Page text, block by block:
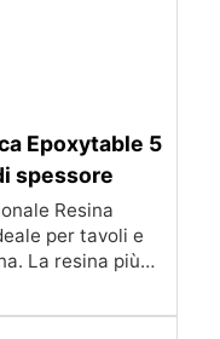
Epoxytable 5
spessore
Resina
per tavoli e
La resina più
ingiallimento,
fino a 5 cm.